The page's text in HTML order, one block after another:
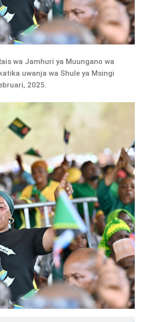
wa Jamhuri ya Muungano wa
uwanja wa Shule ya Msingi
2025.